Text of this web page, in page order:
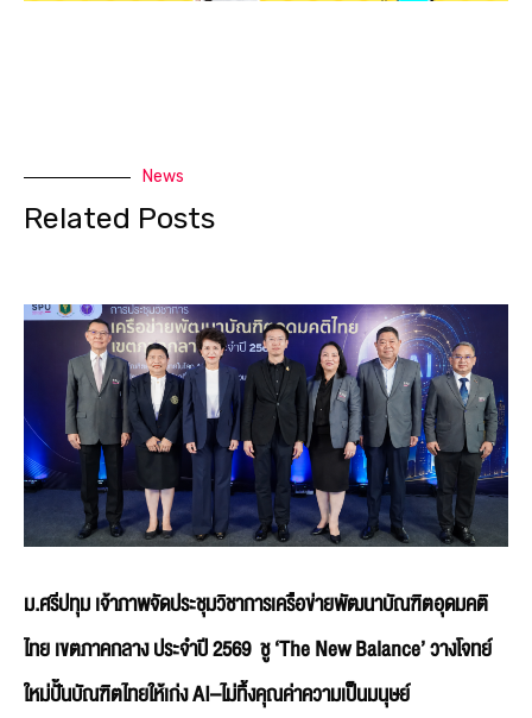
News
Related Posts
ม.ศรีปทุม เจ้าภาพจัดประชุมวิชาการเครือข่ายพัฒนาบัณฑิตอุดมคติ
ไทย เขตภาคกลาง ประจำปี 2569 ชู ‘The New Balance’ วางโจทย์
ใหม่ปั้นบัณฑิตไทยให้เก่ง AI–ไม่ทิ้งคุณค่าความเป็นมนุษย์